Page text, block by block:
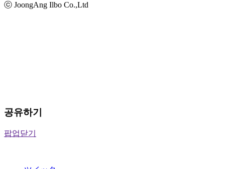
ⓒ JoongAng Ilbo Co.,Ltd
공유하기
팝업닫기